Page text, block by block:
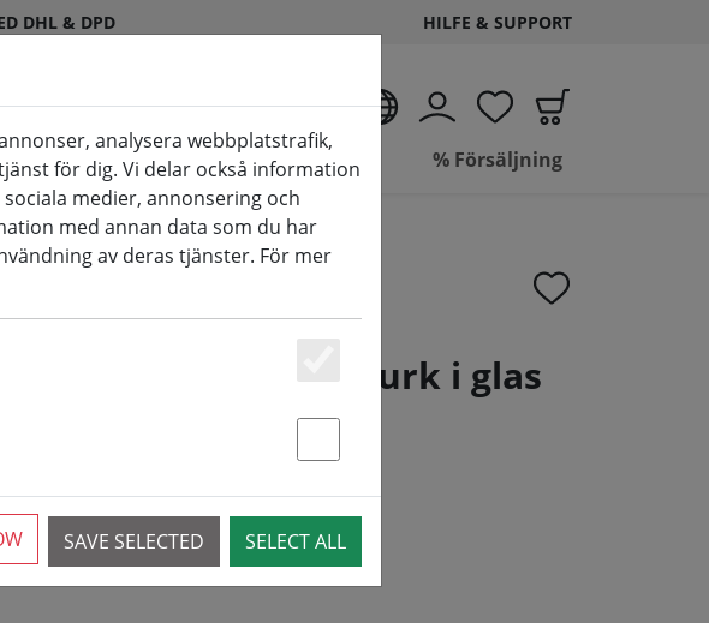
DHL & DPD HILFE & SUPPORT
SV
Boende Badrum % Försäljning
rund förvaringsburk i glas
analysera webbplatstrafik,
för dig. Vi delar också information
medier, annonsering och
med annan data som du har
av deras tjänster. För mer
Essenziell
SAVE SELECTED SELECT ALL